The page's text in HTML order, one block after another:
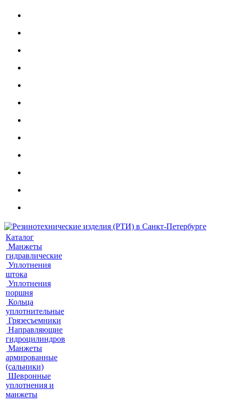
Каталог
Манжеты
гидравлические
Уплотнения
штока
Уплотнения
поршня
Кольца
уплотнительные
Грязесъемники
Направляющие
гидроцилиндров
Манжеты
армированные
(сальники)
Шевронные
уплотнения и
манжеты